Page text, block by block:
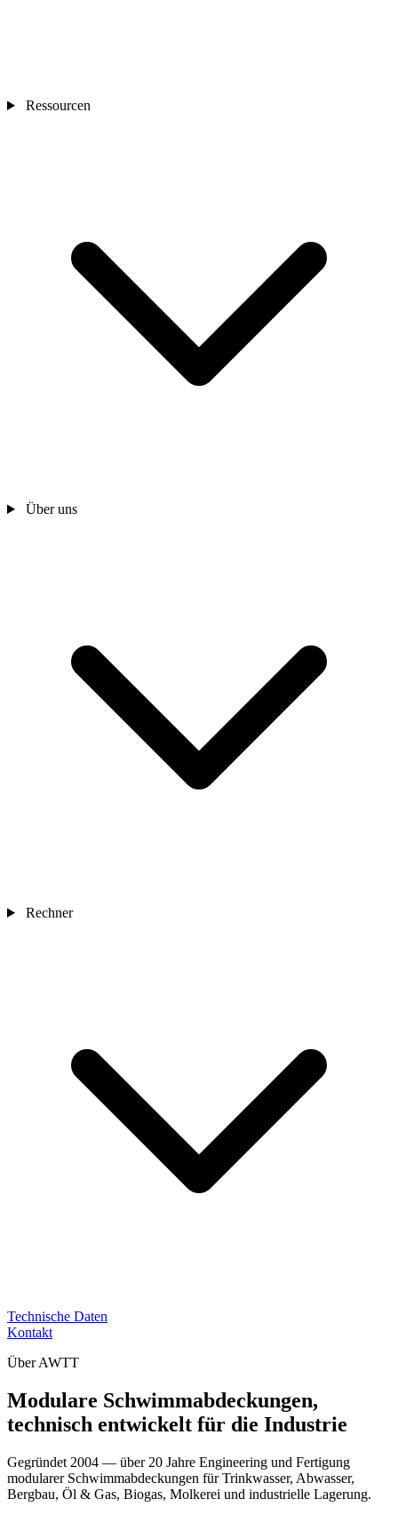
Ressourcen
Über uns
Rechner
Technische Daten
Kontakt
Über AWTT
Modulare Schwimmabdeckungen,
technisch entwickelt für die Industrie
Gegründet 2004 — über 20 Jahre Engineering und Fertigung
modularer Schwimmabdeckungen für Trinkwasser, Abwasser,
Bergbau, Öl & Gas, Biogas, Molkerei und industrielle Lagerung.